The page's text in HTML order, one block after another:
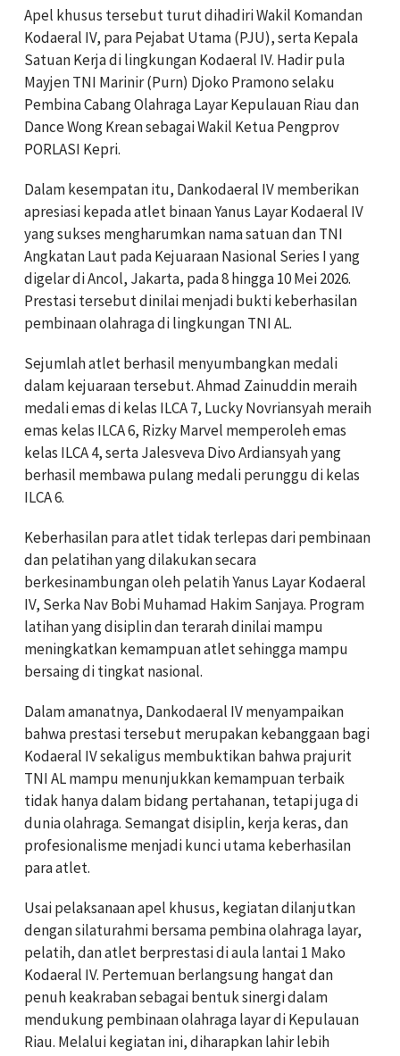
Apel khusus tersebut turut dihadiri Wakil Komandan
Kodaeral IV, para Pejabat Utama (PJU), serta Kepala
Satuan Kerja di lingkungan Kodaeral IV. Hadir pula
Mayjen TNI Marinir (Purn) Djoko Pramonoselaku
Pembina Cabang Olahraga Layar Kepulauan Riau dan
Dance Wong Krean sebagai Wakil Ketua Pengprov
PORLASI Kepri.
Dalam kesempatan itu, Dankodaeral IV memberikan
apresiasi kepada atlet binaan Yanus Layar Kodaeral IV
yang sukses mengharumkan nama satuan dan TNI
Angkatan Laut pada Kejuaraan Nasional Series I yang
digelar di Ancol, Jakarta, pada 8 hingga 10 Mei 2026.
Prestasi tersebut dinilai menjadi bukti keberhasilan
pembinaan olahraga di lingkungan TNI AL.
Sejumlah atlet berhasil menyumbangkan medali
dalam kejuaraan tersebut. Ahmad Zainuddin meraih
medali emas di kelas ILCA 7, Lucky Novriansyah meraih
emas kelas ILCA 6, Rizky Marvel memperoleh emas
kelas ILCA 4, serta Jalesveva Divo Ardiansyah yang
berhasil membawa pulang medali perunggu di kelas
ILCA 6.
Keberhasilan para atlet tidak terlepas dari pembinaan
dan pelatihan yang dilakukan secara
berkesinambungan oleh pelatih Yanus Layar Kodaeral
IV, Serka Nav Bobi Muhamad Hakim Sanjaya. Program
latihan yang disiplin dan terarah dinilai mampu
meningkatkan kemampuan atlet sehingga mampu
bersaing di tingkat nasional.
Dalam amanatnya, Dankodaeral IV menyampaikan
bahwa prestasi tersebut merupakan kebanggaan bagi
Kodaeral IV sekaligus membuktikan bahwa prajurit
TNI AL mampu menunjukkan kemampuan terbaik
tidak hanya dalam bidang pertahanan, tetapi juga di
dunia olahraga. Semangat disiplin, kerja keras, dan
profesionalisme menjadi kunci utama keberhasilan
para atlet.
Usai pelaksanaan apel khusus, kegiatan dilanjutkan
dengan silaturahmi bersama pembina olahraga layar,
pelatih, dan atlet berprestasi di aula lantai 1 Mako
Kodaeral IV. Pertemuan berlangsung hangat dan
penuh keakraban sebagai bentuk sinergi dalam
mendukung pembinaan olahraga layar di Kepulauan
Riau. Melalui kegiatan ini, diharapkan lahir lebih